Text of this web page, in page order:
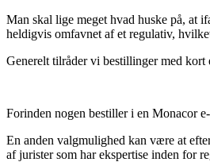
Man skal lige meget hvad huske på, at
heldigvis omfavnet af et regulativ,
Generelt tilråder vi bestillinger med
Forinden nogen bestiller i en Monacor
En anden valgmulighed kan være at
af jurister som har ekspertise inden for